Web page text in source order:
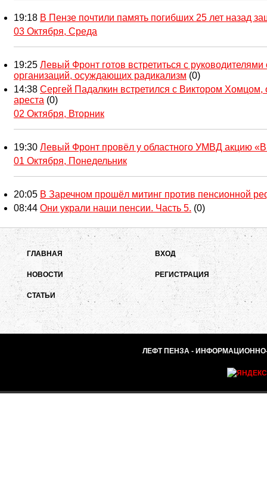
19:18 В Пензе почтили память погибших 25 лет назад
03 Октября, Среда
19:25 Левый Фронт готов встретиться с
организаций, осуждающих радикализм (0)
14:38 Сергей Падалкин встретился с Виктором
ареста (0)
02 Октября, Вторник
19:30 Левый Фронт провёл у областного УМВД акцию
01 Октября, Понедельник
20:05 В Заречном прошёл митинг против пенсионной
08:44 Они украли наши пенсии. Часть 5. (0)
ГЛАВНАЯ
НОВОСТИ
СТАТЬИ
ВХОД
РЕГИСТРАЦИЯ
ЛЕФТ ПЕНЗА - ИНФОРМАЦИОННО-